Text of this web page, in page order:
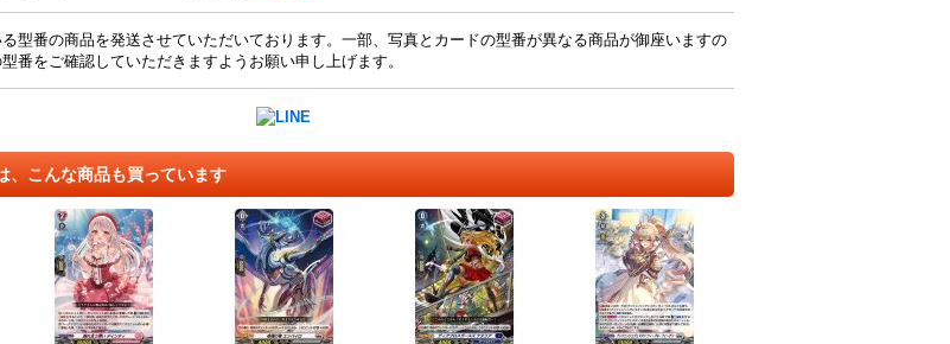
型番の商品を発送させていただいております。一部、写真とカードの型番が異なる商品が御座いますの
番をご確認していただきますようお願い申し上げます。
、こんな商品も買っています